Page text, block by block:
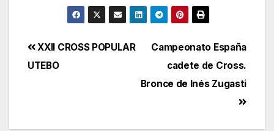
Navegación
de
Campeonato España
cadete de Cross.
Bronce de Inés Zugasti
XXII CROSS POPULAR
UTEBO